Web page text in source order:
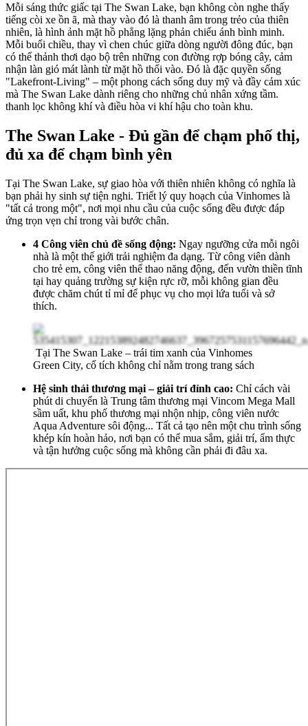
Mỗi sáng thức giấc tại The Swan Lake, bạn không còn nghe thấy
tiếng còi xe ồn ã, mà thay vào đó là thanh âm trong trẻo của thiên
nhiên, là hình ảnh mặt hồ phẳng lặng phản chiếu ánh bình minh.
Mỗi buổi chiều, thay vì chen chúc giữa dòng người đông đúc, bạn
có thể thảnh thơi dạo bộ trên những con đường rợp bóng cây, cảm
nhận làn gió mát lành từ mặt hồ thổi vào. Đó là đặc quyền sống
"Lakefront-Living" – một phong cách sống duy mỹ và đầy cảm xúc
mà The Swan Lake dành riêng cho những chủ nhân xứng tầm.
thanh lọc không khí và điều hòa vi khí hậu cho toàn khu.
The Swan Lake - Đủ gần để chạm phố thị,
đủ xa để chạm bình yên
Tại The Swan Lake, sự giao hòa với thiên nhiên không có nghĩa là
bạn phải hy sinh sự tiện nghi. Triết lý quy hoạch của Vinhomes là
"tất cả trong một", nơi mọi nhu cầu của cuộc sống đều được đáp
ứng trọn vẹn chỉ trong vài bước chân.
4 Công viên chủ đề sống động: Ngay ngưỡng cửa mỗi ngôi
nhà là một thế giới trải nghiệm đa dạng. Từ công viên dành
cho trẻ em, công viên thể thao năng động, đến vườn thiền tĩnh
tại hay quảng trường sự kiện rực rỡ, mỗi không gian đều
được chăm chút tỉ mỉ để phục vụ cho mọi lứa tuổi và sở
thích.
Tại The Swan Lake – trái tim xanh của Vinhomes
Green City, cổ tích không chỉ nằm trong trang sách
Hệ sinh thái thương mại – giải trí đỉnh cao: Chỉ cách vài
phút di chuyển là Trung tâm thương mại Vincom Mega Mall
sầm uất, khu phố thương mại nhộn nhịp, công viên nước
Aqua Adventure sôi động... Tất cả tạo nên một chu trình sống
khép kín hoàn hảo, nơi bạn có thể mua sắm, giải trí, ẩm thực
và tận hưởng cuộc sống mà không cần phải đi đâu xa.